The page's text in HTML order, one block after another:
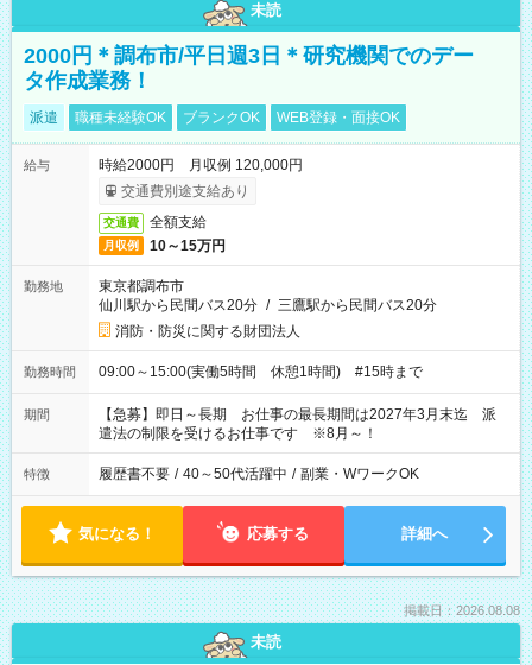
未読
2000円＊調布市/平日週3日＊研究機関でのデー
タ作成業務！
派遣 職種未経験OK ブランクOK WEB登録・面接OK
給与
時給2000円 月収例 120,000円
交通費別途支給あり
交通費 全額支給
月収例 10～15万円
勤務地
東京都調布市
仙川駅から民間バス20分 / 三鷹駅から民間バス20分
消防・防災に関する財団法人
勤務時間 09:00～15:00(実働5時間 休憩1時間) #15時まで
期間
【急募】即日～長期 お仕事の最長期間は2027年3月末迄 派
遣法の制限を受けるお仕事です ※8月～！
特徴 履歴書不要 / 40～50代活躍中 / 副業・WワークOK
気になる！ 応募する 詳細へ
掲載日：2026.08.08
未読